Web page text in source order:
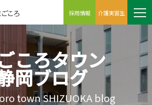
採用情報 介護実習生
ころタウン
岡ブログ
town SHIZUOKA blog